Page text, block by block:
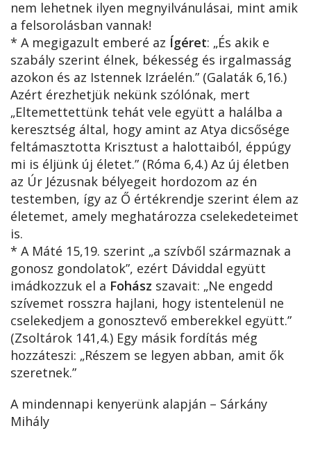
nem lehetnek ilyen megnyilvánulásai, mint amik
a felsorolásban vannak!
* A megigazult emberé az Ígéret: „És akik e
szabály szerint élnek, békesség és irgalmasság
azokon és az Istennek Izráelén.” (Galaták 6,16.)
Azért érezhetjük nekünk szólónak, mert
„Eltemettettünk tehát vele együtt a halálba a
keresztség által, hogy amint az Atya dicsősége
feltámasztotta Krisztust a halottaiból, éppúgy
mi is éljünk új életet.” (Róma 6,4.) Az új életben
az Úr Jézusnak bélyegeit hordozom az én
testemben, így az Ő értékrendje szerint élem az
életemet, amely meghatározza cselekedeteimet
is.
* A Máté 15,19. szerint „a szívből származnak a
gonosz gondolatok”, ezért Dáviddal együtt
imádkozzuk el a Fohász szavait: „Ne engedd
szívemet rosszra hajlani, hogy istentelenül ne
cselekedjem a gonosztevő emberekkel együtt.”
(Zsoltárok 141,4.) Egy másik fordítás még
hozzáteszi: „Részem se legyen abban, amit ők
szeretnek.”
A mindennapi kenyerünk alapján – Sárkány
Mihály